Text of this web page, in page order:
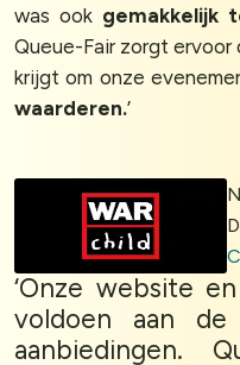
was ook gemakkelijk
Queue-Fair zorgt ervoor
krijgt om onze
waarderen.’
‘Onze website
voldoen aan de
aanbiedingen.